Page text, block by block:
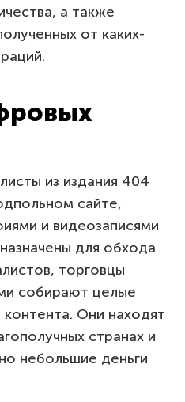
а также
от каких-
из издания 404
сайте,
и видеозаписями
для обхода
торговцы
собирают целые
Они находят
странах и
небольшие деньги